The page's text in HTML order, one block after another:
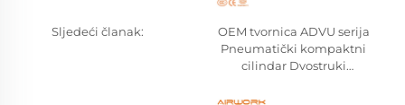
Sljedeći članak:
OEM tvornica ADVU serija
Pneumatički kompaktni
cilindar Dvostruki
cilindar Kompatibilan